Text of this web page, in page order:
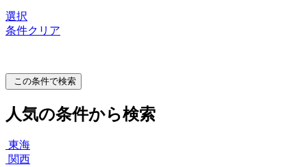
選択
条件クリア
この条件で検索
人気の条件から検索
東海
関西